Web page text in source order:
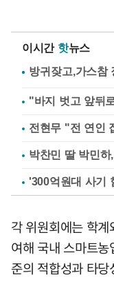
이시간 핫뉴스
"바지 벗고 앞뒤
전현무 "전 연인
박찬민 딸 박민
'300억원대 사기
각 위원회에는 학
여해 국내 스마트
준의 적합성과 타